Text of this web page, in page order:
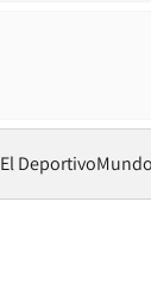
El DeportivoMundo